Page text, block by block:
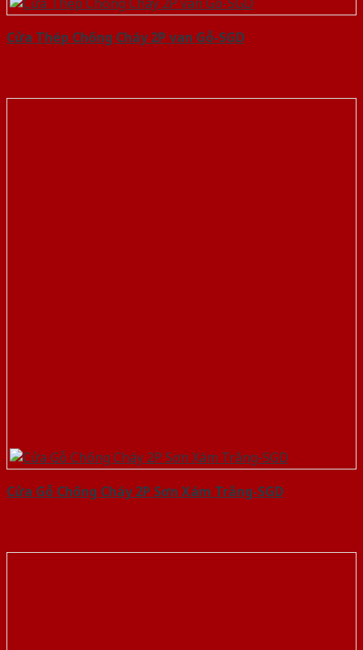
Cửa Thép Chống Cháy 2P van Gỗ-SGD
Cửa Gỗ Chống Cháy 2P Sơn Xám Trắng-SGD